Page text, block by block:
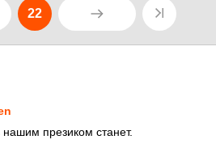
22
нашим презиком станет.